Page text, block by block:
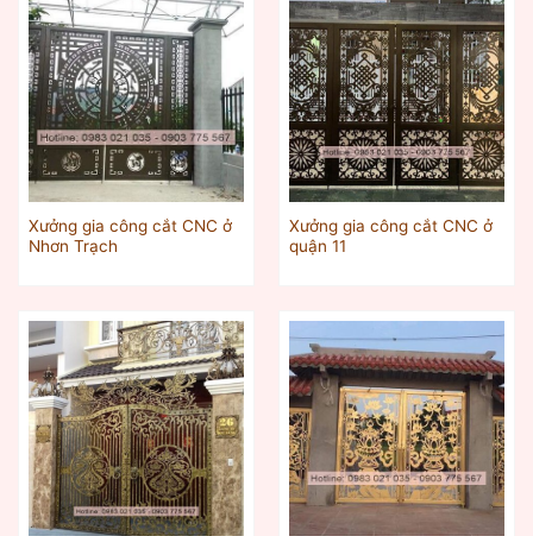
Xưởng gia công cắt CNC ở
Nhơn Trạch
Xưởng gia công cắt CNC ở
quận 11